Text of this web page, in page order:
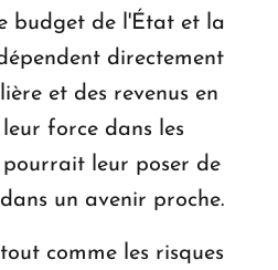
budget de l'État et la
directement
et des revenus en
force dans les
pourrait leur poser de
un avenir proche.
comme les risques